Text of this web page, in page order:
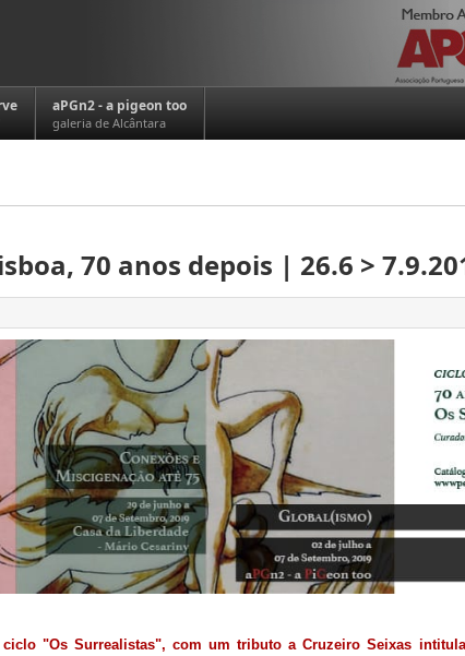
aPGn2 - a pigeon too
galeria de Alcântara
70 anos depois | 26.6 >
"Os Surrealistas", com um tributo a Cruzeiro Seixas